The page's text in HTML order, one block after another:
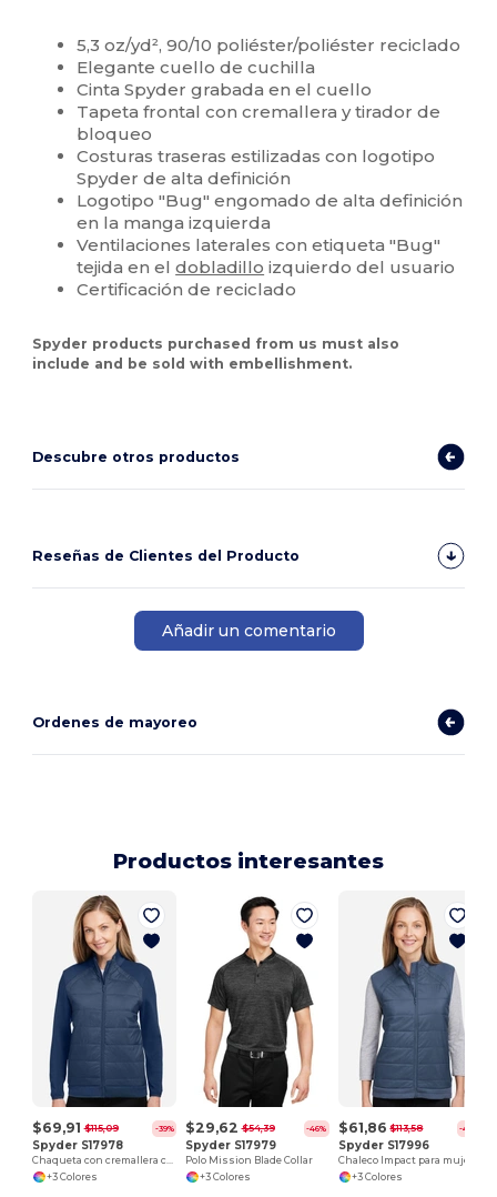
5,3 oz/yd², 90/10 poliéster/poliéster reciclado
Elegante cuello de cuchilla
Cinta Spyder grabada en el cuello
Tapeta frontal con cremallera y tirador de
bloqueo
Costuras traseras estilizadas con logotipo
Spyder de alta definición
Logotipo "Bug" engomado de alta definición
en la manga izquierda
Ventilaciones laterales con etiqueta "Bug"
tejida en eldobladillo izquierdo del usuario
Certificación de reciclado
Spyder products purchased from us must also
include and be sold with embellishment.
Descubre otros productos
Reseñas de Clientes del Producto
Añadir un comentario
Ordenes de mayoreo
Productos interesantes
$69,91 $115,09 -39%
Spyder S17978
Chaqueta con cremallera completa Impact para mujer
+3 Colores
$29,62 $54,39 -46%
Spyder S17979
Polo Mission Blade Collar
+3 Colores
$61,86 $113,58 -46%
Spyder S17996
Chaleco Impact para mujer
+3 Colores